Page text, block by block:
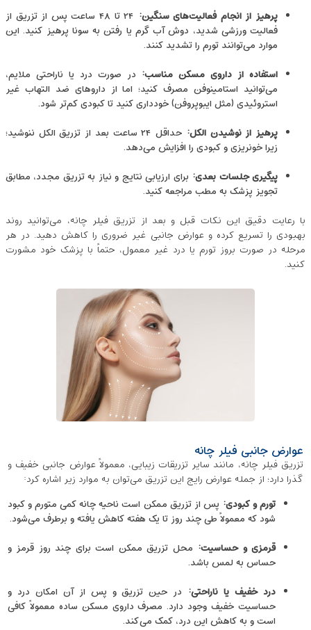
پرهیز از انجام فعالیت‌های سنگین:
۲۴ تا ۴۸ ساعت پس از تزریق از
فعالیت ورزشی شدید، دوش آب گرم یا رفتن به سونا پرهیز کنید. این
موارد می‌توانند تورم را تشدید کنند.
استفاده از داروی مسکن مناسب: در صورت درد یا ناراحتی ملایم،
می‌توانید استامینوفن مصرف کنید؛ اما از داروهای ضد التهاب غیر
استروئیدی (مثل ایبوپروفن) خودداری کنید تا کبودی کم‌تر شود.
پرهیز از نوشیدن الکل:
حداقل ۲۴ ساعت بعد از تزریق الکل ننوشید؛
زیرا خونریزی و کبودی را افزایش می‌دهد.
پیگیری جلسات بعدی: برای ارزیابی نتایج و نیاز به تزریق مجدد، مطابق
تجویز پزشک به مطب مراجعه کنید.
با رعایت دقیق این نکات قبل و بعد از تزریق فیلر چانه، می‌توانید روند
بهبودی را تسریع کرده و عوارض جانبی غیر ضروری را کاهش دهید. در هر
مرحله در صورت بروز تورم یا درد غیر معمول، حتماً با پزشک خود مشورت
کنید.
عوارض جانبی فیلر چانه
تزریق فیلر چانه، مانند سایر تزریقات زیبایی، معمولاً عوارض جانبی خفیف و
گذرا دارد؛ از جمله عوارض رایج این تزریق می‌توان به موارد زیر اشاره کرد:
تورم و کبودی: پس از تزریق ممکن است ناحیه چانه کمی متورم و کبود
شود که معمولاً طی چند روز تا یک هفته کاهش یافته و برطرف می‌شود.
قرمزی و حساسیت: محل تزریق ممکن است برای چند روز قرمز و
حساس به لمس باشد.
درد خفیف یا ناراحتی: در حین تزریق و پس از آن امکان درد و
حساسیت خفیف وجود دارد. مصرف داروی مسکن ساده معمولاً کافی
است و به کاهش این درد، کمک می‌کند.